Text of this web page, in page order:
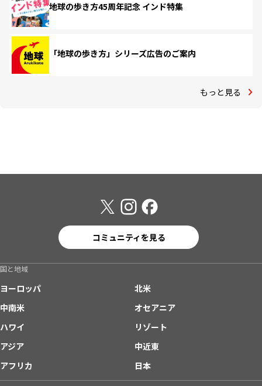
地球の歩き方45周年記念 インド特集
「地球の歩き方」シリーズ広告のご案内
もっと見る
コミュニティを見る
国と地域
ヨーロッパ
北米
中南米
オセアニア
ハワイ
リゾート
アジア
中近東
アフリカ
日本